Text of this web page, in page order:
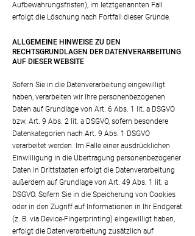
Aufbewahrungsfristen); im letztgenannten Fall
erfolgt die Löschung nach Fortfall dieser Gründe.
ALLGEMEINE HINWEISE ZU DEN
RECHTSGRUNDLAGEN DER DATENVERARBEITUNG
AUF DIESER WEBSITE
Sofern Sie in die Datenverarbeitung eingewilligt
haben, verarbeiten wir Ihre personenbezogenen
Daten auf Grundlage von Art. 6 Abs. 1 lit. a DSGVO
bzw. Art. 9 Abs. 2 lit. a DSGVO, sofern besondere
Datenkategorien nach Art. 9 Abs. 1 DSGVO
verarbeitet werden. Im Falle einer ausdrücklichen
Einwilligung in die Übertragung personenbezogener
Daten in Drittstaaten erfolgt die Datenverarbeitung
außerdem auf Grundlage von Art. 49 Abs. 1 lit. a
DSGVO. Sofern Sie in die Speicherung von Cookies
oder in den Zugriff auf Informationen in Ihr Endgerät
(z. B. via Device-Fingerprinting) eingewilligt haben,
erfolgt die Datenverarbeitung zusätzlich auf